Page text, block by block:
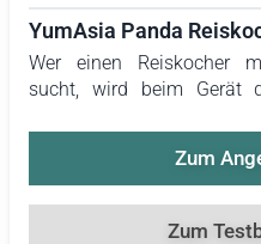
YumAsia Panda
Wer einen Reiskocher
sucht, wird beim Gerät
geliefert, sondern
einen Messbecher,
Bedienungsanleitung.
Zum
Zum